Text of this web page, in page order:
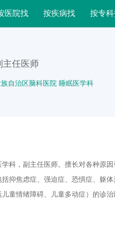
医院找 按疾病找 按专
主任医师
族自治区脑科医院 睡眠医学科
科，副主任医师。擅长对各种原
抑焦虑症、强迫症、恐惧症、躯
童情绪障碍、儿童多动症）的诊
障碍及睡眠相关疾病、神经症、